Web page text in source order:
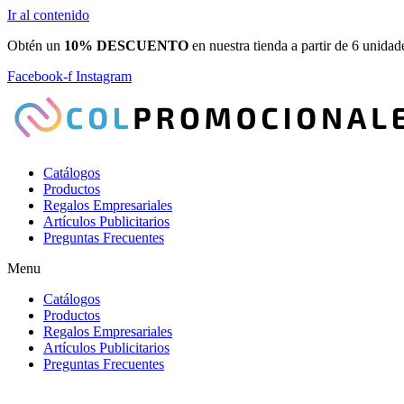
Ir al contenido
Obtén un 10% DESCUENTO en nuestra tienda a partir de 6
Facebook-f Instagram
Catálogos
Productos
Regalos Empresariales
Artículos Publicitarios
Preguntas Frecuentes
Menu
Catálogos
Productos
Regalos Empresariales
Artículos Publicitarios
Preguntas Frecuentes